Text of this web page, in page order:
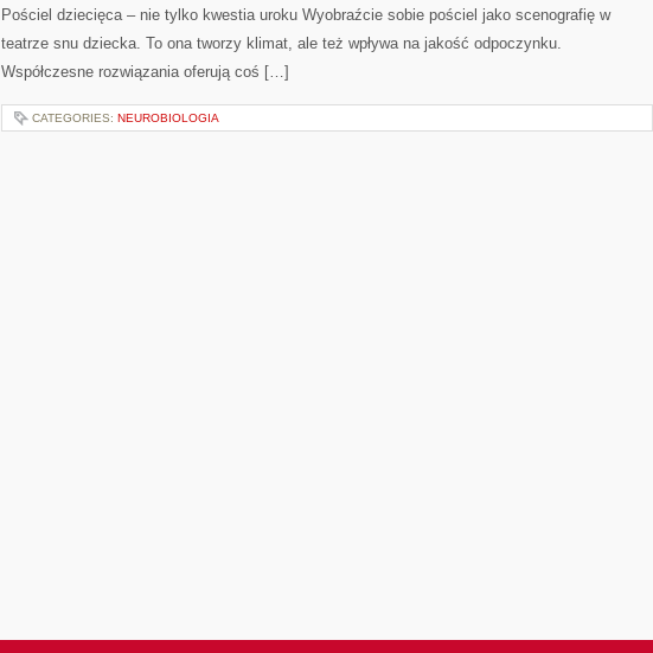
Pościel dziecięca – nie tylko kwestia uroku Wyobraźcie sobie pościel jako scenografię w
teatrze snu dziecka. To ona tworzy klimat, ale też wpływa na jakość odpoczynku.
Współczesne rozwiązania oferują coś […]
CATEGORIES: NEUROBIOLOGIA